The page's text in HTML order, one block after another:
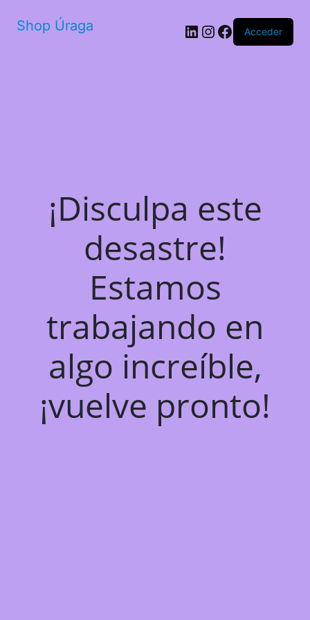
Shop Úraga LinkedIn
Instagram
Facebook
Acceder
¡Disculpa este
desastre!
Estamos
trabajando en
algo increíble,
¡vuelve pronto!